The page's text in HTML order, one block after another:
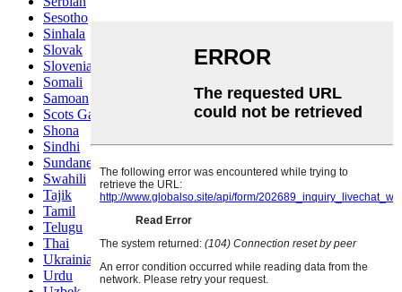
Sesotho
Sinhala
Slovak
Slovenian
Somali
Samoan
Scots Gaelic
Shona
Sindhi
Sundanese
Swahili
Tajik
Tamil
Telugu
Thai
Ukrainian
Urdu